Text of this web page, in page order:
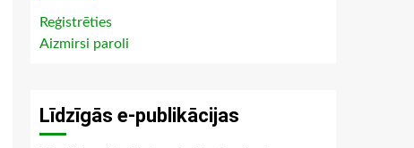
Reģistrēties
Aizmirsi paroli
Līdzīgās e-publikācijas